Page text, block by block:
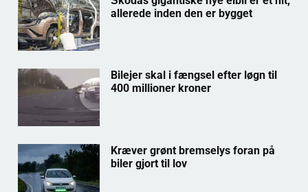
allerede inden den er bygget
Bilejer skal i fængsel efter løgn til
400 millioner kroner
Kræver grønt bremselys foran på
biler gjort til lov